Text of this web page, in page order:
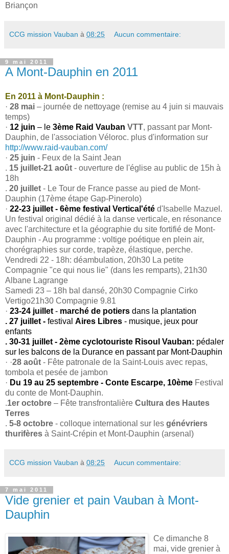
Briançon
CCG mission Vauban à 08:25 Aucun commentaire:
9 mai 2011
A Mont-Dauphin en 2011
En 2011 à Mont-Dauphin :
· 28 mai – journée de nettoyage (remise au 4 juin si mauvais
temps)
· 12 juin – le 3ème Raid Vauban VTT, passant par Mont-
Dauphin, de l'association Véloroc. plus d'information sur
http://www.raid-vauban.com/
· 25 juin - Feux de la Saint Jean
. 15 juillet-21 août - ouverture de l'église au public de 15h à
18h
. 20 juillet - Le Tour de France passe au pied de Mont-
Dauphin (17ème étape Gap-Pinerolo)
· 22-23 juillet - 6ème festival Vertical'été d'Isabelle Mazuel.
Un festival original dédié à la danse verticale, en résonance
avec l'architecture et la géographie du site fortifié de Mont-
Dauphin - Au programme : voltige poétique en plein air,
chorégraphies sur corde, trapèze, élastique, perche.
Vendredi 22 - 18h: déambulation, 20h30 La petite
Compagnie "ce qui nous lie" (dans les remparts), 21h30
Albane Lagrange
Samedi 23 – 18h bal dansé, 20h30 Compagnie Cirko
Vertigo21h30 Compagnie 9.81
· 23-24 juillet - marché de potiers dans la plantation
. 27 juillet - festival Aires Libres - musique, jeux pour
enfants
. 30-31 juillet - 2ème cyclotouriste Risoul Vauban: pédaler
sur les balcons de la Durance en passant par Mont-Dauphin
· ·28 août - Fête patronale de la Saint-Louis avec repas,
tombola et pesée de jambon
· Du 19 au 25 septembre - Conte Escarpe, 10ème Festival
du conte de Mont-Dauphin.
.1er octobre – Fête transfrontalière Cultura des Hautes
Terres
. 5-8 octobre - colloque international sur les génévriers
thurifères à Saint-Crépin et Mont-Dauphin (arsenal)
CCG mission Vauban à 08:25 Aucun commentaire:
7 mai 2011
Vide grenier et pain Vauban à Mont-
Dauphin
Ce dimanche 8
mai, vide grenier à